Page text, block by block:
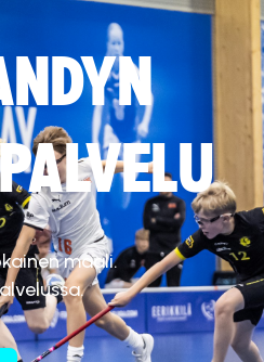
maali.